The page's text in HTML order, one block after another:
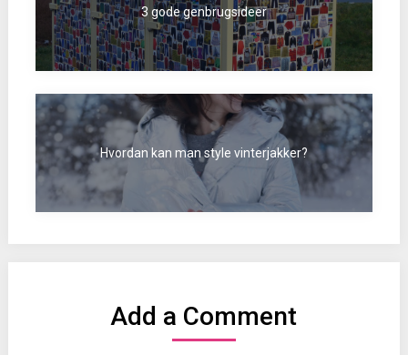
3 gode genbrugsideer
Hvordan kan man style vinterjakker?
Add a Comment